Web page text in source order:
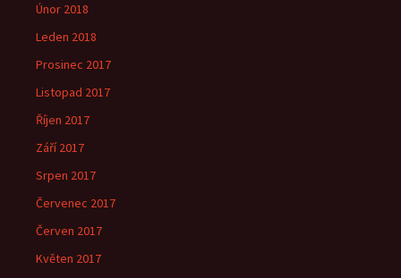
Únor 2018
Leden 2018
Prosinec 2017
Listopad 2017
Říjen 2017
Září 2017
Srpen 2017
Červenec 2017
Červen 2017
Květen 2017